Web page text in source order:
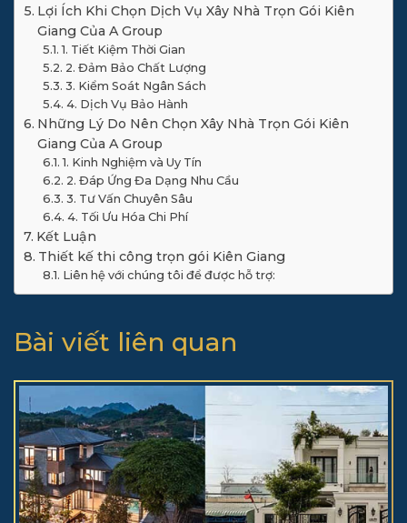
Lợi Ích Khi Chọn Dịch Vụ Xây Nhà Trọn Gói Kiên
Giang Của A Group
1. Tiết Kiệm Thời Gian
2. Đảm Bảo Chất Lượng
3. Kiểm Soát Ngân Sách
4. Dịch Vụ Bảo Hành
Những Lý Do Nên Chọn Xây Nhà Trọn Gói Kiên
Giang Của A Group
1. Kinh Nghiệm và Uy Tín
2. Đáp Ứng Đa Dạng Nhu Cầu
3. Tư Vấn Chuyên Sâu
4. Tối Ưu Hóa Chi Phí
Kết Luận
Thiết kế thi công trọn gói Kiên Giang
Liên hệ với chúng tôi để được hỗ trợ:
Bài viết liên quan